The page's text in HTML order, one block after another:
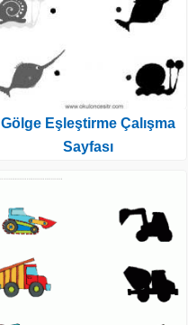
Gölge Eşleştirme Çalışma
Sayfası